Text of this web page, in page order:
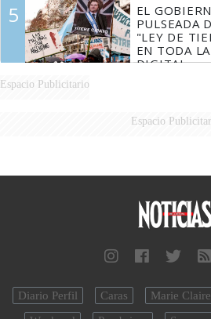
5
EL
PULSEADA
"LEY DE
EN TODA
DIGITAL
Espacio Publicitario
Espacio
Diario Perfil Caras Marie Claire